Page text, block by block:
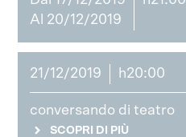
Al 20/12/2019
21/12/2019 h20:00
conversando di teatro
SCOPRI DI PIÙ